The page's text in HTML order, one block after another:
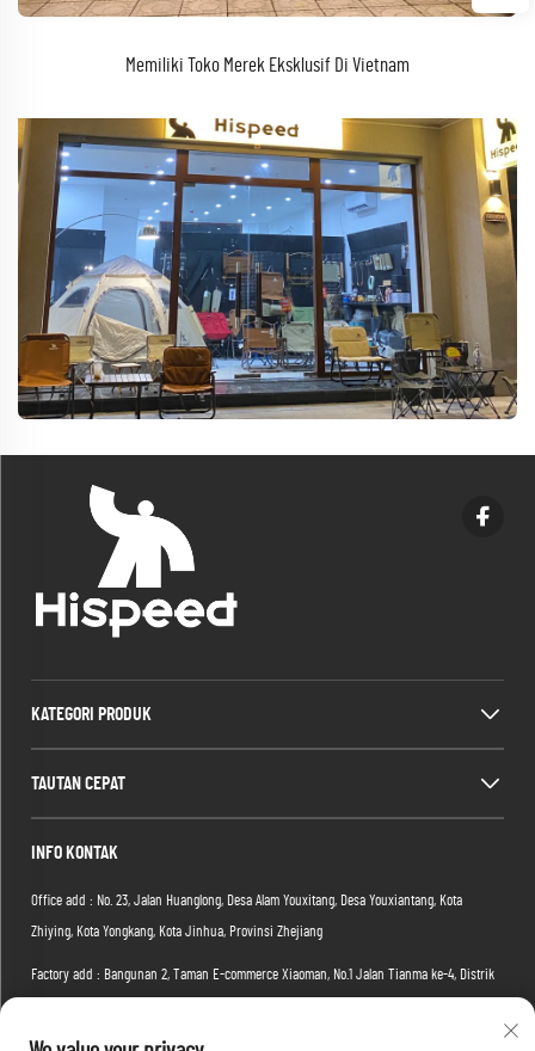
Memiliki Toko Merek Eksklusif Di Vietnam
KATEGORI PRODUK
TAUTAN CEPAT
INFO KONTAK
Office add : No. 23, Jalan Huanglong, Desa Alam Youxitang, Desa Youxiantang, Kota
Zhiying, Kota Yongkang, Kota Jinhua, Provinsi Zhejiang
Factory add : Bangunan 2, Taman E-commerce Xiaoman, No.1 Jalan Tianma ke-4, Distrik